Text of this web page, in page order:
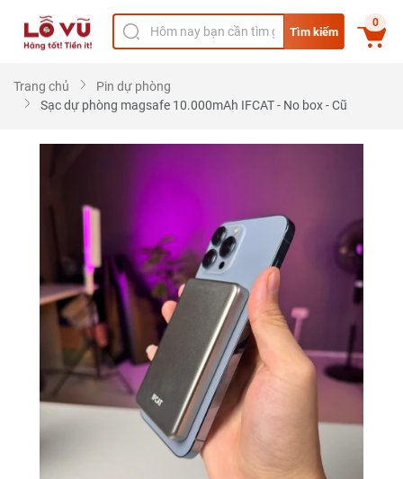
Tìm kiếm
0
Trang chủ
Pin dự phòng
Sạc dự phòng magsafe 10.000mAh IFCAT - No box - Cũ